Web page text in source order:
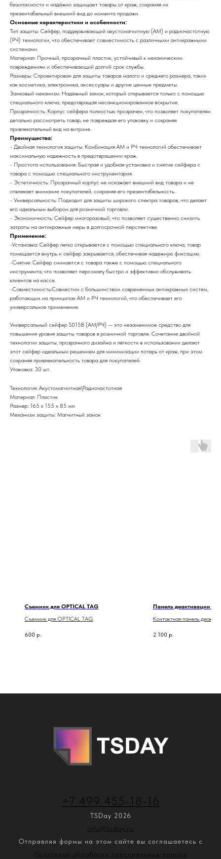
безопасности и надёжно защищает товары от краж, сохраняя их
презентабельный внешний вид до момента продажи.
Основные характеристики и особенности:
Тип защиты: Сейфер, поддерживающий акустомагнитную (АМ) и радиочастотную
(РЧ) технологии, что обеспечивает совместимость с различными антикражными
системами.
Материал: Прочный, прозрачный пластик, устойчивый к механическим
повреждениям и обеспечивающий долгий срок службы.
Размеры: Спроектирован для защиты товаров малого и среднего размера, таких
как косметика, электроника, аксессуары и другие ценные предметы.
Замковый механизм: Надёжный замок, который открывается только с помощью
специального ключа, предотвращая несанкционированное вскрытие.
Прозрачность: Корпус сейфера полностью прозрачен, что позволяет покупателям
детально рассмотреть товар, не повреждая его упаковку и сохраняя
привлекательный вид на витрине.
Преимущества:
- Двойная технология защиты: Комбинация АМ и РЧ технологий обеспечивает
максимальную надежность в предотвращении краж.
- Простота использования: Быстрая и удобная установка и снятие сейфера с
товара с помощью специального инструментария.
- Эстетичность: Прозрачный корпус не искажает внешний вид товара и не
отвлекает внимание покупателей, сохраняя его презентабельность.
- Универсальность: Подходит для защиты широкого спектра товаров, что делает
его идеальным выбором для розничной торговли.
- Экономичность: Сейфер многоразовый, что позволяет существенно снизить
затраты на антикражные меры в долгосрочной перспективе.
Применение:
-Установка: Сейфер легко открывается с помощью специального ключа, товар
помещается внутрь и сейфер закрывается, обеспечивая надежную фиксацию.
-Снятие: Сейфер снимается с товара также с помощью специального
инструмента, что позволяет персоналу быстро и эффективно обслуживать
клиентов на кассе.
-Совместимость:Совместим с большинством современных антикражных систем,
работающих на принципах АМ и РЧ технологий, что обеспечивает его
универсальное применение.
Универсальный сейфер S015B (АМ/РЧ) — это незаменимое средство для
повышения уровня защиты товаров в розничной торговле. Сочетание двойной
технологии защиты, прозрачного дизайна и лёгкости в использовании делают
этот сейфер идеальным решением для минимизации потерь от краж, при этом
сохраняя привлекательность товара для покупателей.
Упаковка: 30 шт.
Технология: Акустомагнитная\Радиочастотная
Материал: Пластик
Размер: 165 х 155 х 85 мм
Механизм защиты: Магнитный замок
Съемник для OPTICAL TAG
Съемник для OPTICAL TAG
600 р.
Панель деактивации АМ
Контактная панель
акустомагнтитных EAS-
2 100 р.
+7 499 455-18-16
TSDay 2026
info@tsday.ru
Отправляя формы на этом сайте вы соглашаетесь с
Политикой обработки персональных данных